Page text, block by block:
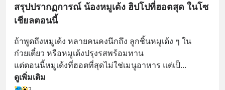
สรุปปรากฏการณ์ น้องหมูเด้ง ฮิปโปที่ฮอตสุด ในโซ
เชียลตอนนี้
ถ้าพูดถึงหมูเด้ง หลายคนคงนึกถึง ลูกชิ้นหมูเด้ง ๆ ใน
ก๋วยเตี๋ยว หรือหมูเด้งปรุงรสพร้อมทาน
แต่ตอนนี้หมูเด้งที่ฮอตที่สุดไม่ใช่เมนูอาหาร แต่เป็...
ดูเพิ่มเติม